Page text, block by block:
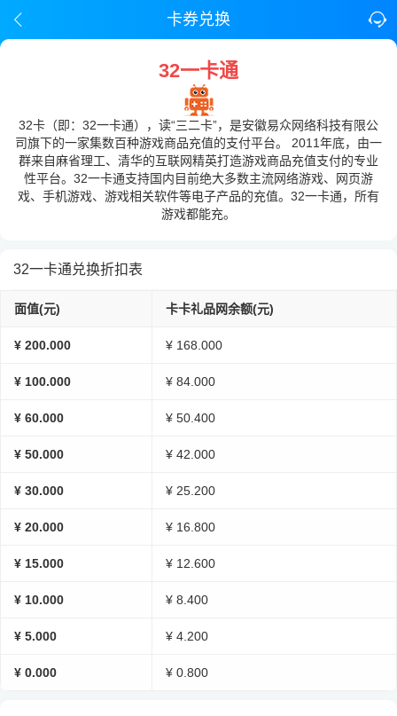
卡券兑换
32一卡通
32卡（即：32一卡通），读“三二卡”，是安徽易众网络科技有限公
司旗下的一家集数百种游戏商品充值的支付平台。 2011年底，由一
群来自麻省理工、清华的互联网精英打造游戏商品充值支付的专业
性平台。32一卡通支持国内目前绝大多数主流网络游戏、网页游
戏、手机游戏、游戏相关软件等电子产品的充值。32一卡通，所有
游戏都能充。
32一卡通兑换折扣表
面值(元) 卡卡礼品网余额(元)
¥ 200.000 ¥ 168.000
¥ 100.000 ¥ 84.000
¥ 60.000 ¥ 50.400
¥ 50.000 ¥ 42.000
¥ 30.000 ¥ 25.200
¥ 20.000 ¥ 16.800
¥ 15.000 ¥ 12.600
¥ 10.000 ¥ 8.400
¥ 5.000 ¥ 4.200
¥ 0.000 ¥ 0.800